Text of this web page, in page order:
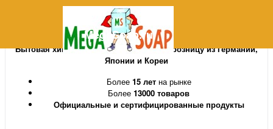
MegaSoap.ru
Бытовая химия и косметика оптом и в розницу из Германии,
Японии и Кореи
Более 15 летна рынке
Более 13000 товаров
Официальные и сертифицированные продукты